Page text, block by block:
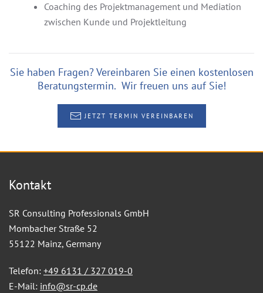
Coaching des Projektmanagement und Mediation
zwischen Kunde und Projektleitung
Sie haben Fragen? Vereinbaren Sie einen kostenlosen
Beratungstermin. Wir freuen uns auf Sie!
JETZT TERMIN VEREINBAREN
Kontakt
SR Consulting Professionals GmbH
Mombacher Straße 52
55122 Mainz, Germany
Telefon: +49 6131 / 327 019-0
E-Mail: info@sr-cp.de